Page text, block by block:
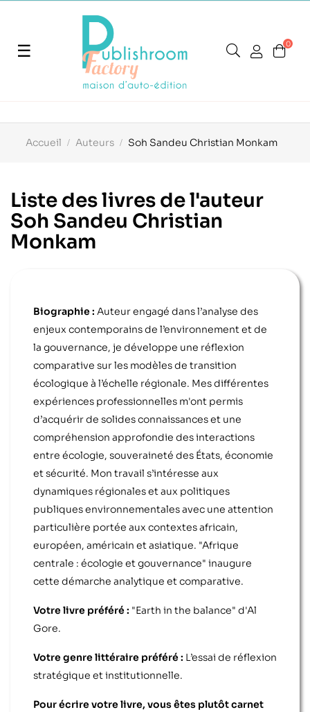
Basculer
navigation
☰ 0
Accueil Auteurs Soh Sandeu Christian Monkam
Liste des livres de l'auteur
Soh Sandeu Christian
Monkam
Biographie : Auteur engagé dans l’analyse des
enjeux contemporains de l’environnement et de
la gouvernance, je développe une réflexion
comparative sur les modèles de transition
écologique à l’échelle régionale. Mes différentes
expériences professionnelles m'ont permis
d’acquérir de solides connaissances et une
compréhension approfondie des interactions
entre écologie, souveraineté des États, économie
et sécurité. Mon travail s’intéresse aux
dynamiques régionales et aux politiques
publiques environnementales avec une attention
particulière portée aux contextes africain,
européen, américain et asiatique. "Afrique
centrale : écologie et gouvernance" inaugure
cette démarche analytique et comparative.
Votre livre préféré : "Earth in the balance" d'Al
Gore.
Votre genre littéraire préféré : L’essai de réflexion
stratégique et institutionnelle.
Pour écrire votre livre, vous êtes plutôt carnet